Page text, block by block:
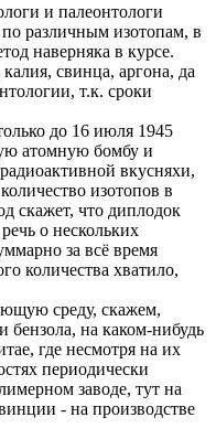
и палеонтологи
различным изотопам, в
наверняка в курсе.
свинца, аргона, да
т.к. сроки
до 16 июля 1945
атомную бомбу и
вкусняхи,
изотопов в
скажет, что диплодок
о нескольких
за всё время
количества хватило,
среду, скажем,
бензола, на каком-нибудь
где несмотря на их
периодически
заводе, тут на
- на производстве